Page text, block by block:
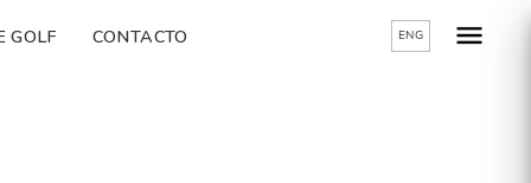
GOLF CONTACTO ENG